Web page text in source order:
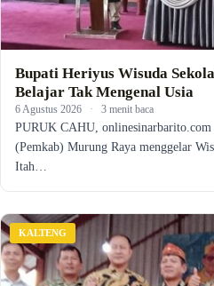
Bupati Heriyus Wisuda
Belajar Tak Mengenal Usia
6 Agustus 2026 · 3 menit baca
PURUK CAHU, onlinesinarbarito.com
(Pemkab) Murung Raya menggelar
Itah…
KALTENG